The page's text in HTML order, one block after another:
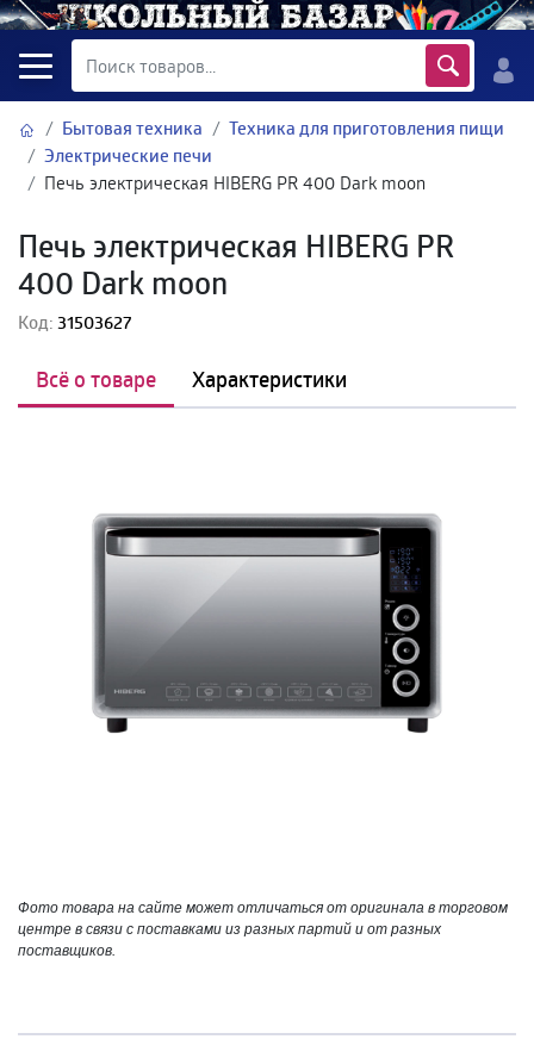
Бытовая техника
Техника для приготовления пищи
Электрические печи
Печь электрическая HIBERG PR 400 Dark moon
Печь электрическая HIBERG PR
400 Dark moon
Код:31503627
Всё о товаре Характеристики
Фото товара на сайте может отличаться от оригинала в торговом
центре в связи с поставками из разных партий и от разных
поставщиков.